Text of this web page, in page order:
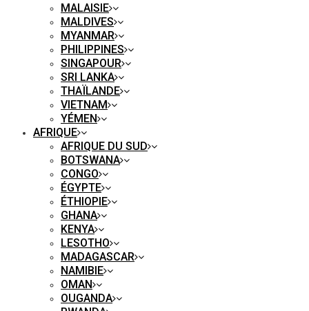
MALAISIE
MALDIVES
MYANMAR
PHILIPPINES
SINGAPOUR
SRI LANKA
THAÏLANDE
VIETNAM
YÉMEN
AFRIQUE
AFRIQUE DU SUD
BOTSWANA
CONGO
ÉGYPTE
ÉTHIOPIE
GHANA
KENYA
LESOTHO
MADAGASCAR
NAMIBIE
OMAN
OUGANDA